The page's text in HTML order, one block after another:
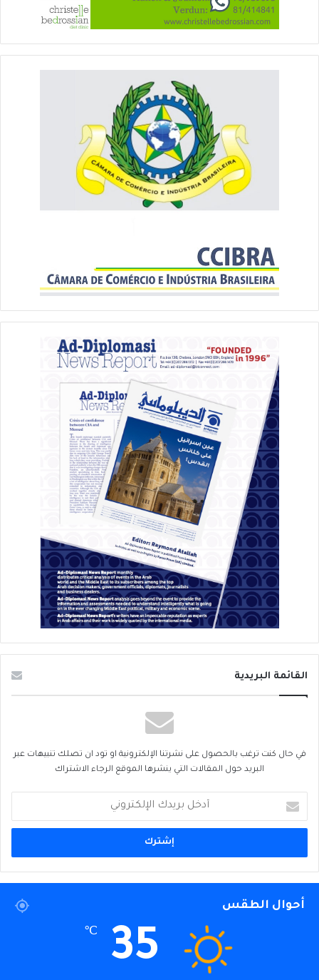
القائمة البريدية
في حال كنت ترغب بالحصول على نشرتنا الإلكترونية او تود ان تصلك تنبيهات عبر
البريد حول المقالات التي ينشرها الموقع الرجاء الاشتراك
بريدك
الإلكتروني
أحوال الطقس
35
℃